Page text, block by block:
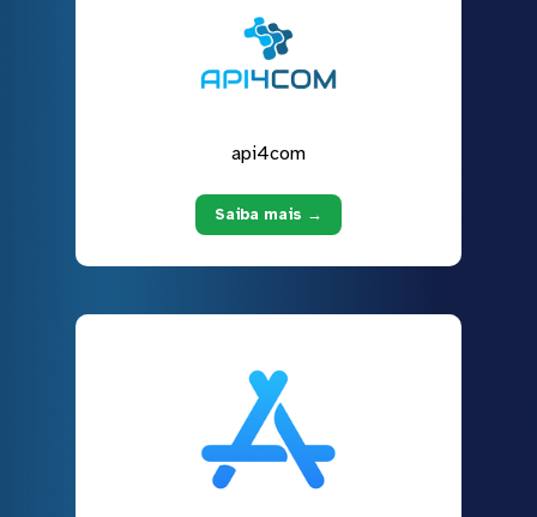
api4com
Saiba mais →